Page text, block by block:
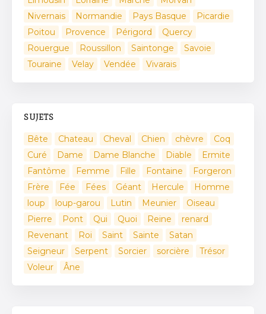
Nivernais
Normandie Pays Basque
Picardie
Poitou
Provence Périgord
Quercy
Rouergue
Roussillon Saintonge
Savoie
Touraine
Velay Vendée Vivarais
SUJETS
Bête Chateau Cheval Chien chèvre
Coq
Curé
Dame Dame Blanche Diable
Ermite
Fantôme
Femme Fille Fontaine
Forgeron
Frère
Fée Fées Géant Hercule
Homme
loup
loup-garou Lutin Meunier
Oiseau
Pierre
Pont Qui Quoi Reine
renard
Revenant
Roi Saint Sainte
Satan
Seigneur
Serpent Sorcier sorcière
Trésor
Voleur
Âne